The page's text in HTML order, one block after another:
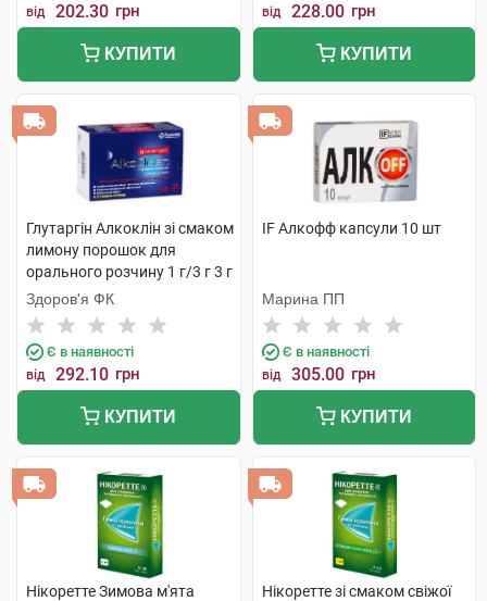
від 202.30 грн
КУПИТИ
від 228.00 грн
КУПИТИ
Глутаргiн Алкоклiн зі смаком
лимону порошок для
орального розчину 1 г/3 г 3 г
10 пакетів
Здоров'я ФК
Є в наявності
від 292.10 грн
КУПИТИ
IF Алкофф капсули 10 шт
Марина ПП
Є в наявності
від 305.00 грн
КУПИТИ
Нікоретте Зимова м'ята
Нікоретте зі смаком свіжої